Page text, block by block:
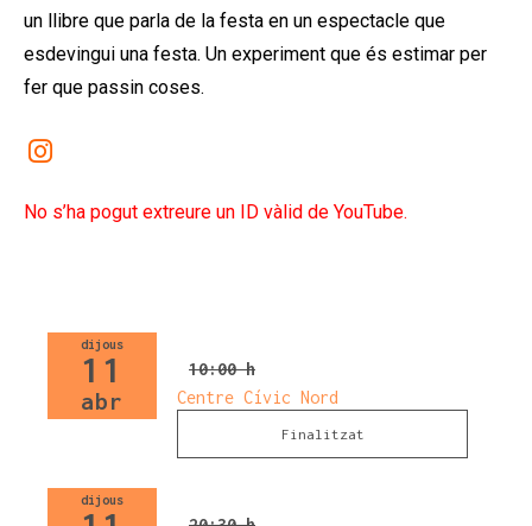
un llibre que parla de la festa en un espectacle que
esdevingui una festa. Un experiment que és estimar per
fer que passin coses.
Link a instagram
No s’ha pogut extreure un ID vàlid de YouTube.
dijous
11
abr
10:00 h
Centre Cívic Nord
Finalitzat
dijous